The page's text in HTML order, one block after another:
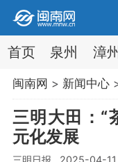
首页 泉州 漳州
闽南网 > 新闻中心
三明大田：“
元化发展
三明日报 2025-04-11